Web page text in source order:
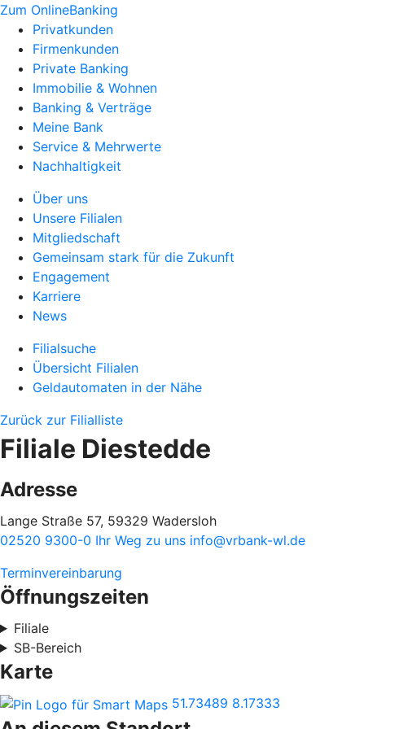
Zum OnlineBanking
Privatkunden
Firmenkunden
Private Banking
Immobilie & Wohnen
Banking & Verträge
Meine Bank
Service & Mehrwerte
Nachhaltigkeit
Über uns
Unsere Filialen
Mitgliedschaft
Gemeinsam stark für die Zukunft
Engagement
Karriere
News
Filialsuche
Übersicht Filialen
Geldautomaten in der Nähe
Zurück zur Filialliste
Filiale Diestedde
Adresse
Lange Straße 57, 59329 Wadersloh
02520 9300-0 Ihr Weg zu uns info@vrbank-wl.de
Terminvereinbarung
Öffnungszeiten
Filiale
SB-Bereich
Karte
51.73489 8.17333